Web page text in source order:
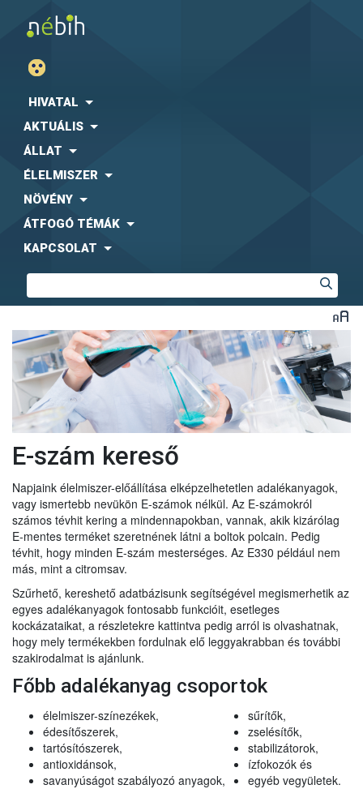
HIVATAL
AKTUÁLIS
ÁLLAT
ÉLELMISZER
NÖVÉNY
ÁTFOGÓ TÉMÁK
KAPCSOLAT
E-szám kereső
Napjaink élelmiszer-előállítása elképzelhetetlen adalékanyagok,
vagy ismertebb nevükön E-számok nélkül. Az E-számokról
számos tévhit kering a mindennapokban, vannak, akik kizárólag
E-mentes terméket szeretnének látni a boltok polcain. Pedig
tévhit, hogy minden E-szám mesterséges. Az E330 például nem
más, mint a citromsav.
Szűrhető, kereshető adatbázisunk segítségével megismerhetik az
egyes adalékanyagok fontosabb funkcióit, esetleges
kockázataikat, a részletekre kattintva pedig arról is olvashatnak,
hogy mely termékekben fordulnak elő leggyakrabban és további
szakirodalmat is ajánlunk.
Főbb adalékanyag csoportok
élelmiszer-színezékek,
édesítőszerek,
tartósítószerek,
antioxidánsok,
savanyúságot szabályozó anyagok,
sűrítők,
zselésítők,
stabilizátorok,
ízfokozók és
egyéb vegyületek.